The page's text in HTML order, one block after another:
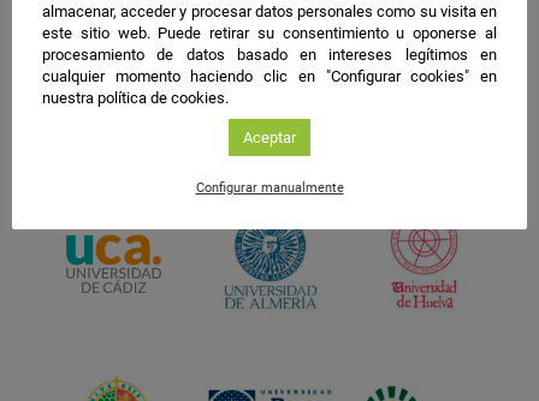
almacenar, acceder y procesar datos personales como su visita en
este sitio web. Puede retirar su consentimiento u oponerse al
procesamiento de datos basado en intereses legítimos en
cualquier momento haciendo clic en "Configurar cookies" en
nuestra política de cookies.
Aceptar
Configurar manualmente